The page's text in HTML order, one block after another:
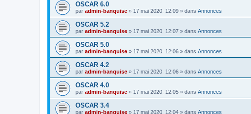
OSCAR 6.0
par admin-banquise » 17 mai 2020, 12:09 » dans Annonces
OSCAR 5.2
par admin-banquise » 17 mai 2020, 12:07 » dans Annonces
OSCAR 5.0
par admin-banquise » 17 mai 2020, 12:06 » dans Annonces
OSCAR 4.2
par admin-banquise » 17 mai 2020, 12:06 » dans Annonces
OSCAR 4.0
par admin-banquise » 17 mai 2020, 12:05 » dans Annonces
OSCAR 3.4
par admin-banquise » 17 mai 2020, 12:04 » dans Annonces